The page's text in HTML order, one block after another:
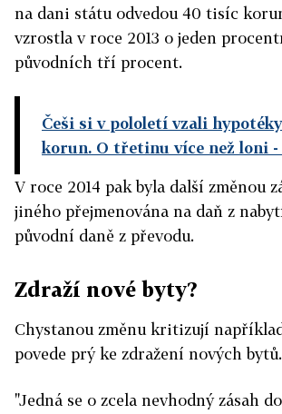
na dani státu odvedou 40 tisíc
vzrostla v roce 2013 o jeden
původních tří procent.
Češi si v pololetí vzali
korun. O třetinu více než loni
V roce 2014 pak byla další změnou
jiného přejmenována na daň z
původní daně z převodu.
Zdraží nové byty?
Chystanou změnu kritizují
povede prý ke zdražení nových bytů.
"Jedná se o zcela nevhodný zásah